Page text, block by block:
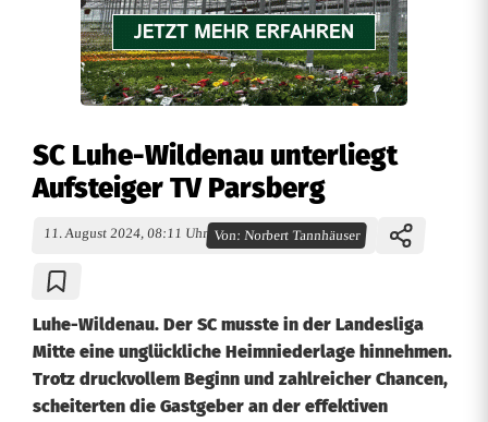
SC Luhe-Wildenau unterliegt
Aufsteiger TV Parsberg
11. August 2024, 08:11 Uhr Von:Norbert Tannhäuser
Luhe-Wildenau. Der SC musste in der Landesliga
Mitte eine unglückliche Heimniederlage hinnehmen.
Trotz druckvollem Beginn und zahlreicher Chancen,
scheiterten die Gastgeber an der effektiven